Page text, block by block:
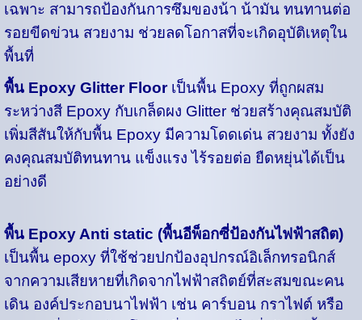
เฉพาะ สามารถป้องกันการซึมของน้า น้ามัน ทนทานต่อ
รอยขีดข่วน สวยงาม ช่วยลดโอกาสที่จะเกิดอุบัติเหตุใน
พื้นที่
พื้น Epoxy Glitter Floorเป็นพื้น Epoxy ที่ถูกผสม
ระหว่างสี Epoxy กับเกล็ดผง Glitter ช่วยสร้างคุณสมบัติ
เพิ่มสีสันให้กับพื้น Epoxy มีความโดดเด่น สวยงาม ทั้งยัง
คงคุณสมบัติทนทาน แข็งแรง ไร้รอยต่อ ยืดหยุ่นได้เป็น
อย่างดี
พื้น Epoxy Anti static (พื้นอีพ็อกซี่ป้องกันไฟฟ้าสถิต)
เป็นพื้น epoxy ที่ใช้ช่วยปกป้องอุปกรณ์อิเล็กทรอนิกส์
จากความเสียหายที่เกิดจากไฟฟ้าสถิตย์ที่สะสมขณะคน
เดิน องค์ประกอบนาไฟฟ้า เช่น คาร์บอน กราไฟต์ หรือ